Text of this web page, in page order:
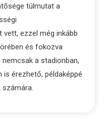
túlmutat a
vett, ezzel még inkább
és fokozva
a stadionban,
érezhető, példaképpé